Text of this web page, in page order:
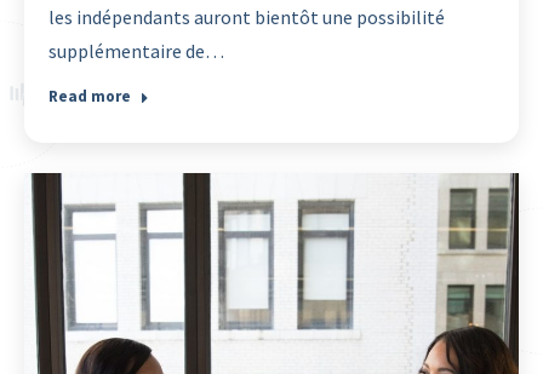
les indépendants auront bientôt une possibilité
supplémentaire de…
Read more